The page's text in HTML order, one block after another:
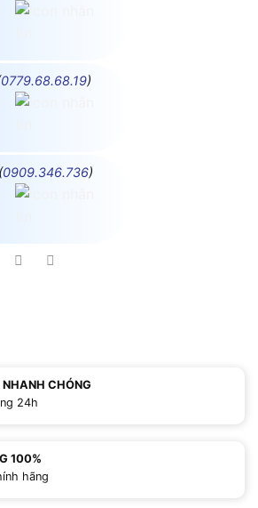
0779.68.68.19)
(0909.346.736)
CHÓNG
24h
100%
hãng